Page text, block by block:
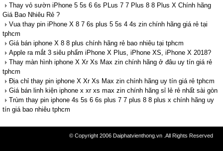
Thay vỏ sườn iPhone 5 5s 6 6s PLus 7 7 Plus 8 8 Plus X Chính hãng
Giá Bao Nhiêu Rẻ ?
Vua thay pin iPhone X 8 7 6s plus 5 5s 4 4s zin chính hãng giá rẻ tại
tphcm
Giá bán iphone X 8 8 plus chính hãng rẻ bao nhiêu tại tphcm
Apple ra mắt 3 siêu phẩm iPhone X Plus, iPhone XS, iPhone X 2018?
Thay màn hình iphone X Xr Xs Max zin chính hãng ở đâu uy tín giá rẻ
tphcm
Địa chỉ thay pin iphone X Xr Xs Max zin chính hãng uy tín giá rẻ tphcm
Giá bán linh kiện iphone x xr xs max zin chính hãng sỉ lẻ rẻ nhất sài gòn
Trùm thay pin iphone 4s 5s 6 6s plus 7 7 plus 8 8 plus x chính hãng uy
tín giá bao nhiêu tphcm
© Copyright 2006 Daiphatvienthong.vn .All Rights Reserved